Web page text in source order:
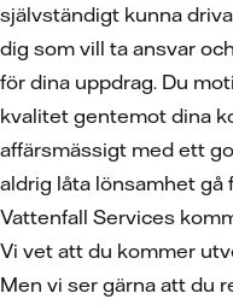
självständigt kunna
dig som vill ta ansvar
för dina uppdrag. Du
kvalitet gentemot dina
affärsmässigt med ett
aldrig låta lönsamhet gå
Vattenfall Services
Vi vet att du kommer
Men vi ser gärna att du